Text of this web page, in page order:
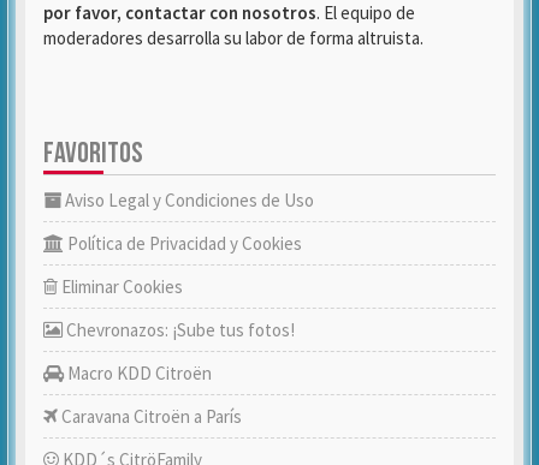
por favor, contactar con nosotros. El equipo de
moderadores desarrolla su labor de forma altruista.
FAVORITOS
Aviso Legal y Condiciones de Uso
Política de Privacidad y Cookies
Eliminar Cookies
Chevronazos: ¡Sube tus fotos!
Macro KDD Citroën
Caravana Citroën a París
KDD´s CitröFamily